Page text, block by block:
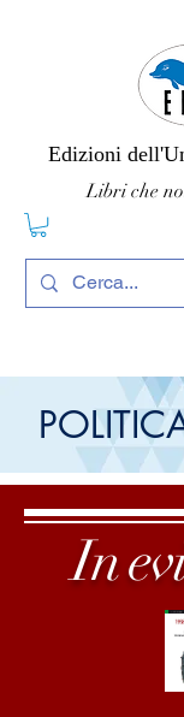
Edizioni
Libri che
In